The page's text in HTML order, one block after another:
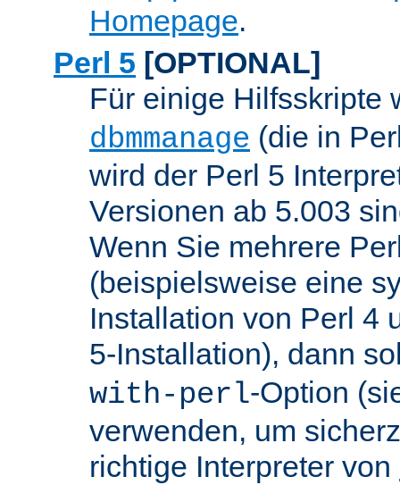
Homepage.
Perl 5 [OPTIONAL]
Für einige Hilfsskripte
dbmmanage (die in
wird der Perl 5
Versionen ab 5.003
Wenn Sie mehrere
(beispielsweise eine
Installation von Perl 4
5-Installation), dann
with-perl-Option
verwenden, um
richtige Interpreter von